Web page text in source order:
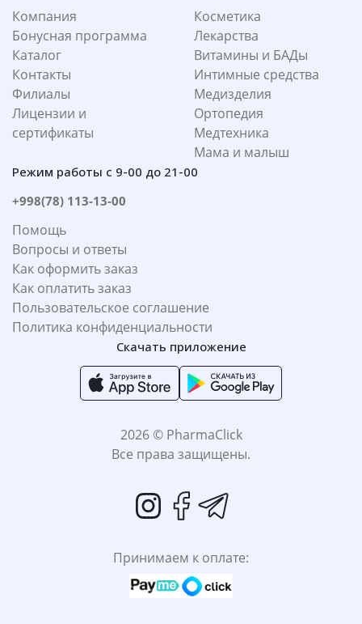
Компания
Бонусная программа
Каталог
Контакты
Филиалы
Лицензии и
сертификаты
Косметика
Лекарства
Витамины и БАДы
Интимные средства
Медизделия
Ортопедия
Медтехника
Мама и малыш
Режим работы с 9-00 до 21-00
+998(78) 113-13-00
Помощь
Вопросы и ответы
Как оформить заказ
Как оплатить заказ
Пользовательское соглашение
Политика конфиденциальности
Скачать приложение
2026 © PharmaClick
Все права защищены.
Принимаем к оплате: